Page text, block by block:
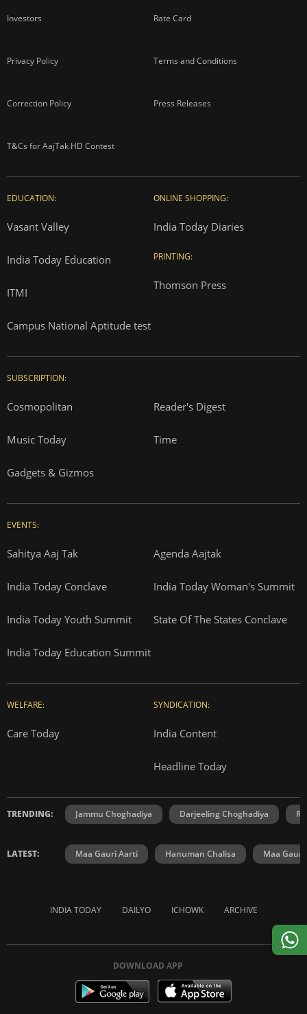
Investors Rate Card
Privacy Policy Terms and Conditions
Correction Policy Press Releases
T&Cs for AajTak HD Contest
EDUCATION:
Vasant Valley
India Today Education
ITMI
Campus National Aptitude test
ONLINE SHOPPING:
India Today Diaries
PRINTING:
Thomson Press
SUBSCRIPTION:
Cosmopolitan Reader's Digest
Music Today Time
Gadgets & Gizmos
EVENTS:
Sahitya Aaj Tak Agenda Aajtak
India Today Conclave India Today Woman's Summit
India Today Youth Summit State Of The States Conclave
India Today Education Summit
WELFARE:
Care Today
SYNDICATION:
India Content
Headline Today
TRENDING: Jammu Choghadiya Darjeeling Choghadiya
LATEST: Maa Gauri Aarti Hanuman Chalisa Maa Gauri
INDIA TODAY DAILYO ICHOWK ARCHIVE
DOWNLOAD APP